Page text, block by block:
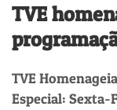
TVE
TVE
Especial: Sexta-